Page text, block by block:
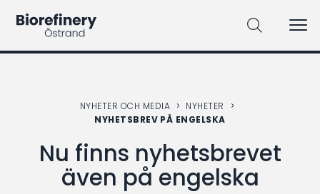
NYHETER OCH MEDIA
NYHETER
NYHETSBREV PÅ ENGELSKA
Nu finns nyhetsbrevet
även på engelska